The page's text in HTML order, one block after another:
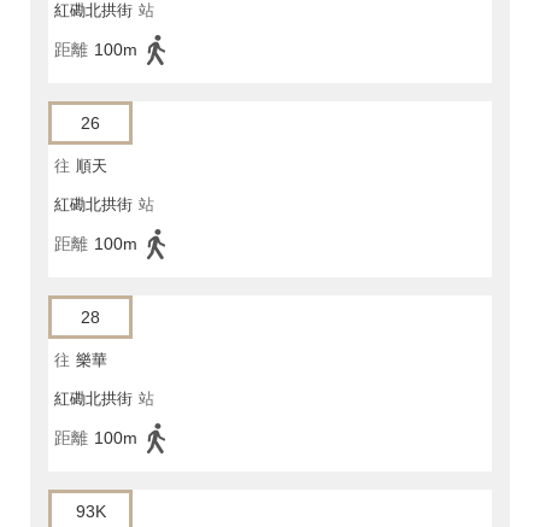
紅磡北拱街 站
距離 100m
26
往 順天
紅磡北拱街 站
距離 100m
28
往 樂華
紅磡北拱街 站
距離 100m
93K